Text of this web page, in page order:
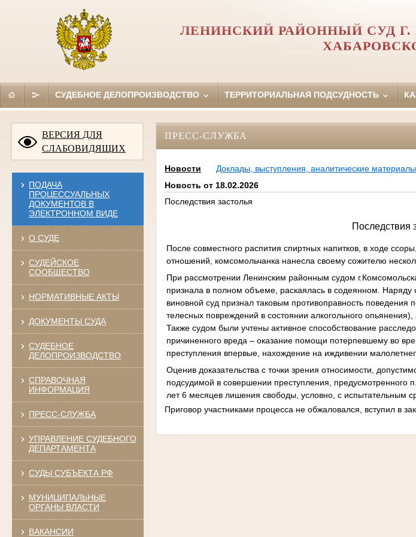
ЛЕНИНСКИЙ РАЙОННЫЙ СУД
СУДЕБНОЕ ДЕЛОПРОИЗВОДСТВО ТЕРРИТОРИАЛЬНАЯ ПОДСУДНОСТЬ
ВЕРСИЯ ДЛЯ
СЛАБОВИДЯЩИХ
ПОДАЧА
ПРОЦЕССУАЛЬНЫХ
ДОКУМЕНТОВ В
ЭЛЕКТРОННОМ ВИДЕ
О СУДЕ
СУДЕЙСКОЕ
СООБЩЕСТВО
НОРМАТИВНЫЕ АКТЫ
ДОКУМЕНТЫ СУДА
СУДЕБНОЕ
ДЕЛОПРОИЗВОДСТВО
СПРАВОЧНАЯ
ИНФОРМАЦИЯ
ПРЕСС-СЛУЖБА
УПРАВЛЕНИЕ СУДЕБНОГО
ДЕПАРТАМЕНТА
СУДЫ СУБЪЕКТА РФ
МУНИЦИПАЛЬНЫЕ
ОРГАНЫ ВЛАСТИ
ВАКАНСИИ
ПРЕСС-СЛУЖБА
Новости
Доклады, выступления, аналитические материалы
Новость от 18.02.2026
Последствия застолья
Последствия
После совместного распития спиртных напитков, в ходе
отношений, комсомольчанка нанесла своему сожителю
При рассмотрении Ленинским районным судом
признала в полном объеме, раскаялась в содеянном.
виновной суд признал таковым противоправность
телесных повреждений в состоянии алкогольного
Также судом были учтены активное способствование
причиненного вреда – оказание помощи потерпевшему во
преступления впервые, нахождение на иждивении
Оценив доказательства с точки зрения относимости,
подсудимой в совершении преступления, предусмотренного
лет 6 месяцев лишения свободы, условно, с испытательным
Приговор участниками процесса не обжаловался, вступил в